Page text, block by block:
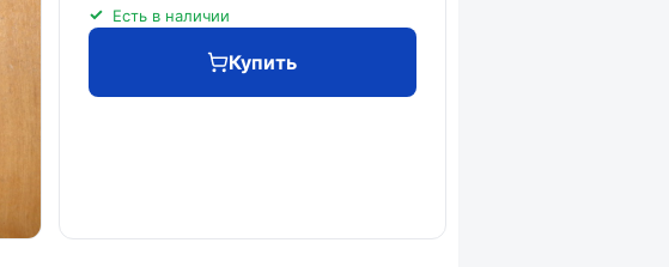
Есть в наличии
Купить